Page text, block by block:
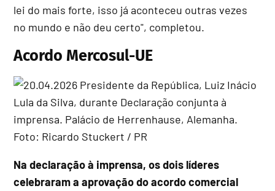
lei do mais forte, isso já aconteceu outras vezes
no mundo e não deu certo", completou.
Acordo Mercosul-UE
Na declaração à imprensa, os dois líderes
celebraram a aprovação do acordo comercial